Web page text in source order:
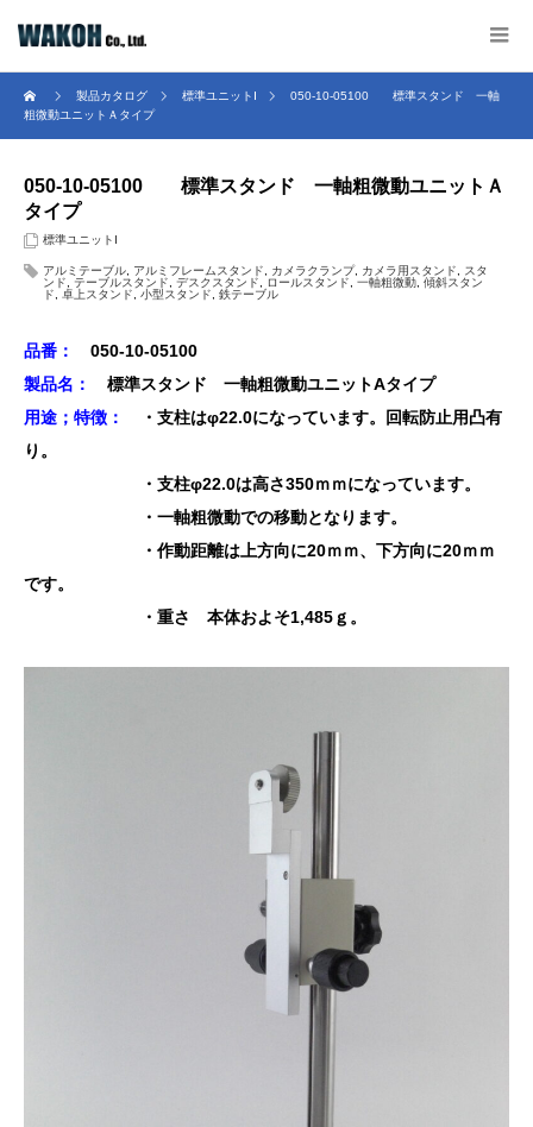
製品カタログ 標準ユニットⅠ
050-10-05100 標準スタンド 一軸
粗微動ユニットＡタイプ
050-10-05100 標準スタンド 一軸粗微動ユニットＡ
タイプ
標準ユニットⅠ
アルミテーブル アルミフレームスタンド カメラクランプ, カメラ用スタンド
スタ
ンド
テーブルスタンド デスクスタンド ロールスタンド 一軸粗微動 傾斜スタン
ド
卓上スタンド 小型スタンド 鉄テーブル
品番：
050-10-05100
製品名：
標準スタンド 一軸粗微動ユニットAタイプ
用途；特徴：
・支柱はφ22.0になっています。回転防止用凸有
り。
・支柱φ22.0は高さ350ｍｍになっています。
・一軸粗微動での移動となります。
・作動距離は上方向に20ｍｍ、下方向に20ｍｍ
です。
・重さ 本体およそ1,485ｇ。